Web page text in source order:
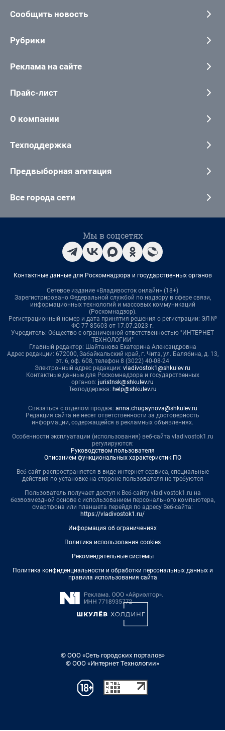
Сообщить новость
Рубрики
Реклама на сайте
Прайс-лист
О компании
Техподдержка
Предвыборная агитация
Все города сети
Мы в соцсетях
Контактные данные для Роскомнадзора и государственных органов
Сетевое издание «Владивосток онлайн» (18+)
Зарегистрировано Федеральной службой по надзору в сфере связи,
информационных технологий и массовых коммуникаций
(Роскомнадзор).
Регистрационный номер и дата принятия решения о регистрации: ЭЛ №
ФС 77-85603 от 17.07.2023 г.
Учредитель: Общество с ограниченной ответственностью "ИНТЕРНЕТ
ТЕХНОЛОГИИ"
Главный редактор: Шайтанова Екатерина Александровна
Адрес редакции: 672000, Забайкальский край, г. Чита, ул. Балябина, д. 13,
эт. 6, оф. 608, телефон 8 (3022) 40-08-24
Электронный адрес редакции: vladivostok1@shkulev.ru
Контактные данные для Роскомнадзора и государственных
органов: juristnsk@shkulev.ru
Техподдержка: help@shkulev.ru
Связаться с отделом продаж: anna.chugaynova@shkulev.ru
Редакция сайта не несет ответственности за достоверность
информации, содержащейся в рекламных объявлениях.
Особенности эксплуатации (использования) веб-сайта vladivostok1.ru
регулируются:
Руководством пользователя
Описанием функциональных характеристик ПО
Веб-сайт распространяется в виде интернет-сервиса, специальные
действия по установке на стороне пользователя не требуются
Пользователь получает доступ к Веб-сайту vladivostok1.ru на
безвозмездной основе с использованием персонального компьютера,
смартфона или планшета перейдя по адресу Веб-сайта:
https://vladivostok1.ru/
Информация об ограничениях
Политика использования cookies
Рекомендательные системы
Политика конфиденциальности и обработки персональных данных и
правила использования сайта
© ООО «Сеть городских порталов»
© ООО «Интернет Технологии»